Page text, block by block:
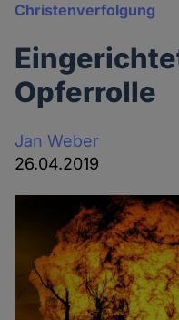
Christenverfolgung
Opferrolle
Jan Weber
26.04.2019